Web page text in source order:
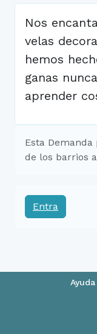
Nos
velas
hemos
ganas
aprender
Esta
de los barrios
Entra
Ayuda